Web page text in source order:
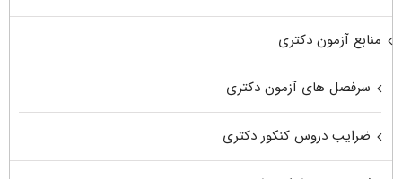
منابع آزمون دکتری
سرفصل های آزمون دکتری
ضرایب دروس کنکور دکتری